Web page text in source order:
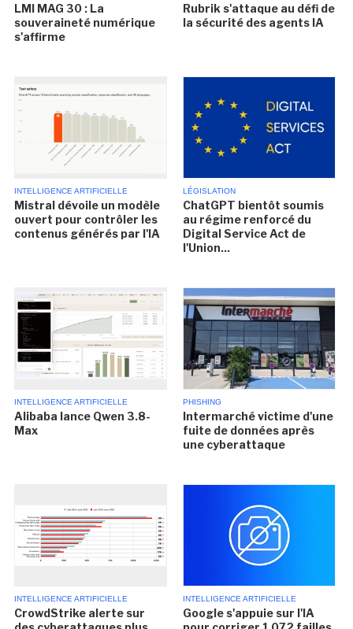
LMI MAG 30 : La
souveraineté numérique
s'affirme
Rubrik s'attaque au défi de
la sécurité des agents IA
INTELLIGENCE ARTIFICIELLE
Mistral dévoile un modèle
ouvert pour contrôler les
contenus générés par l'IA
LÉGISLATION
ChatGPT bientôt soumis
au régime renforcé du
Digital Service Act de
l'Union...
INTELLIGENCE ARTIFICIELLE
Alibaba lance Qwen 3.8-
Max
PHISHING
Intermarché victime d'une
fuite de données après
une cyberattaque
INTELLIGENCE ARTIFICIELLE
CrowdStrike alerte sur
INTELLIGENCE ARTIFICIELLE
Google s'appuie sur l'IA